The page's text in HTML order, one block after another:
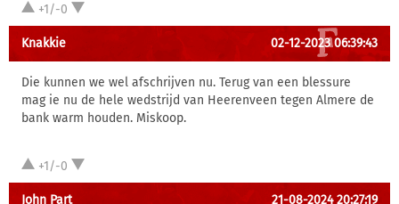
+1/-0
Knakkie 02-12-2023 06:39:43
Die kunnen we wel afschrijven nu. Terug van een blessure
mag ie nu de hele wedstrijd van Heerenveen tegen Almere de
bank warm houden. Miskoop.
+1/-0
John Part 21-08-2024 20:27:19